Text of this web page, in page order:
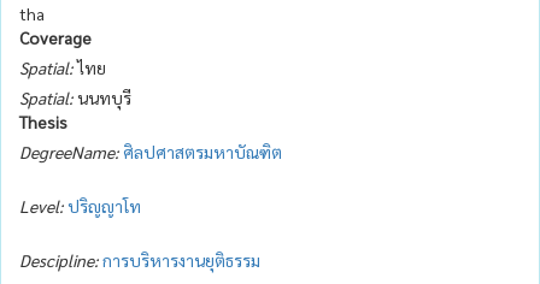
tha
Coverage
Spatial:ไทย
Spatial:นนทบุรี
Thesis
DegreeName: ศิลปศาสตรมหาบัณฑิต
Level:ปริญญาโท
Descipline:การบริหารงานยุติธรรม